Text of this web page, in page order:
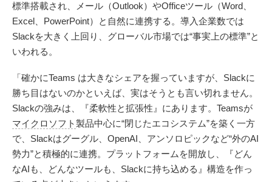
標準搭載され、メール（Outlook）やOfficeツール（Word、
Excel、PowerPoint）と自然に連携する。導入企業数では
Slackを大きく上回り、グローバル市場では“事実上の標準”と
いわれる。
「確かにTeams は大きなシェアを握っていますが、Slackに
勝ち目はないのかといえば、実はそうとも言い切れません。
Slackの強みは、『柔軟性と拡張性』にあります。Teamsが
マイクロソフト製品中心に“閉じたエコシステム”を築く一方
で、Slackはグーグル、OpenAI、アンソロピックなど“外のAI
勢力”と積極的に連携。プラットフォームを開放し、『どん
なAIも、どんなツールも、Slackに持ち込める』構造を作っ